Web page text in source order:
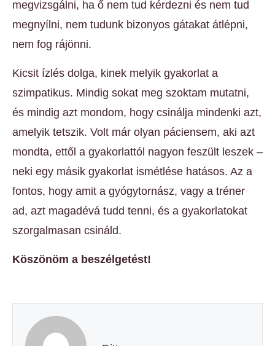
megvizsgálni, ha ő nem tud kérdezni és nem tud
megnyílni, nem tudunk bizonyos gátakat átlépni,
nem fog rájönni.
Kicsit ízlés dolga, kinek melyik gyakorlat a
szimpatikus. Mindig sokat meg szoktam mutatni,
és mindig azt mondom, hogy csinálja mindenki azt,
amelyik tetszik. Volt már olyan páciensem, aki azt
mondta, ettől a gyakorlattól nagyon feszült leszek –
neki egy másik gyakorlat ismétlése hatásos. Az a
fontos, hogy amit a gyógytornász, vagy a tréner
ad, azt magadévá tudd tenni, és a gyakorlatokat
szorgalmasan csináld.
Köszönöm a beszélgetést!